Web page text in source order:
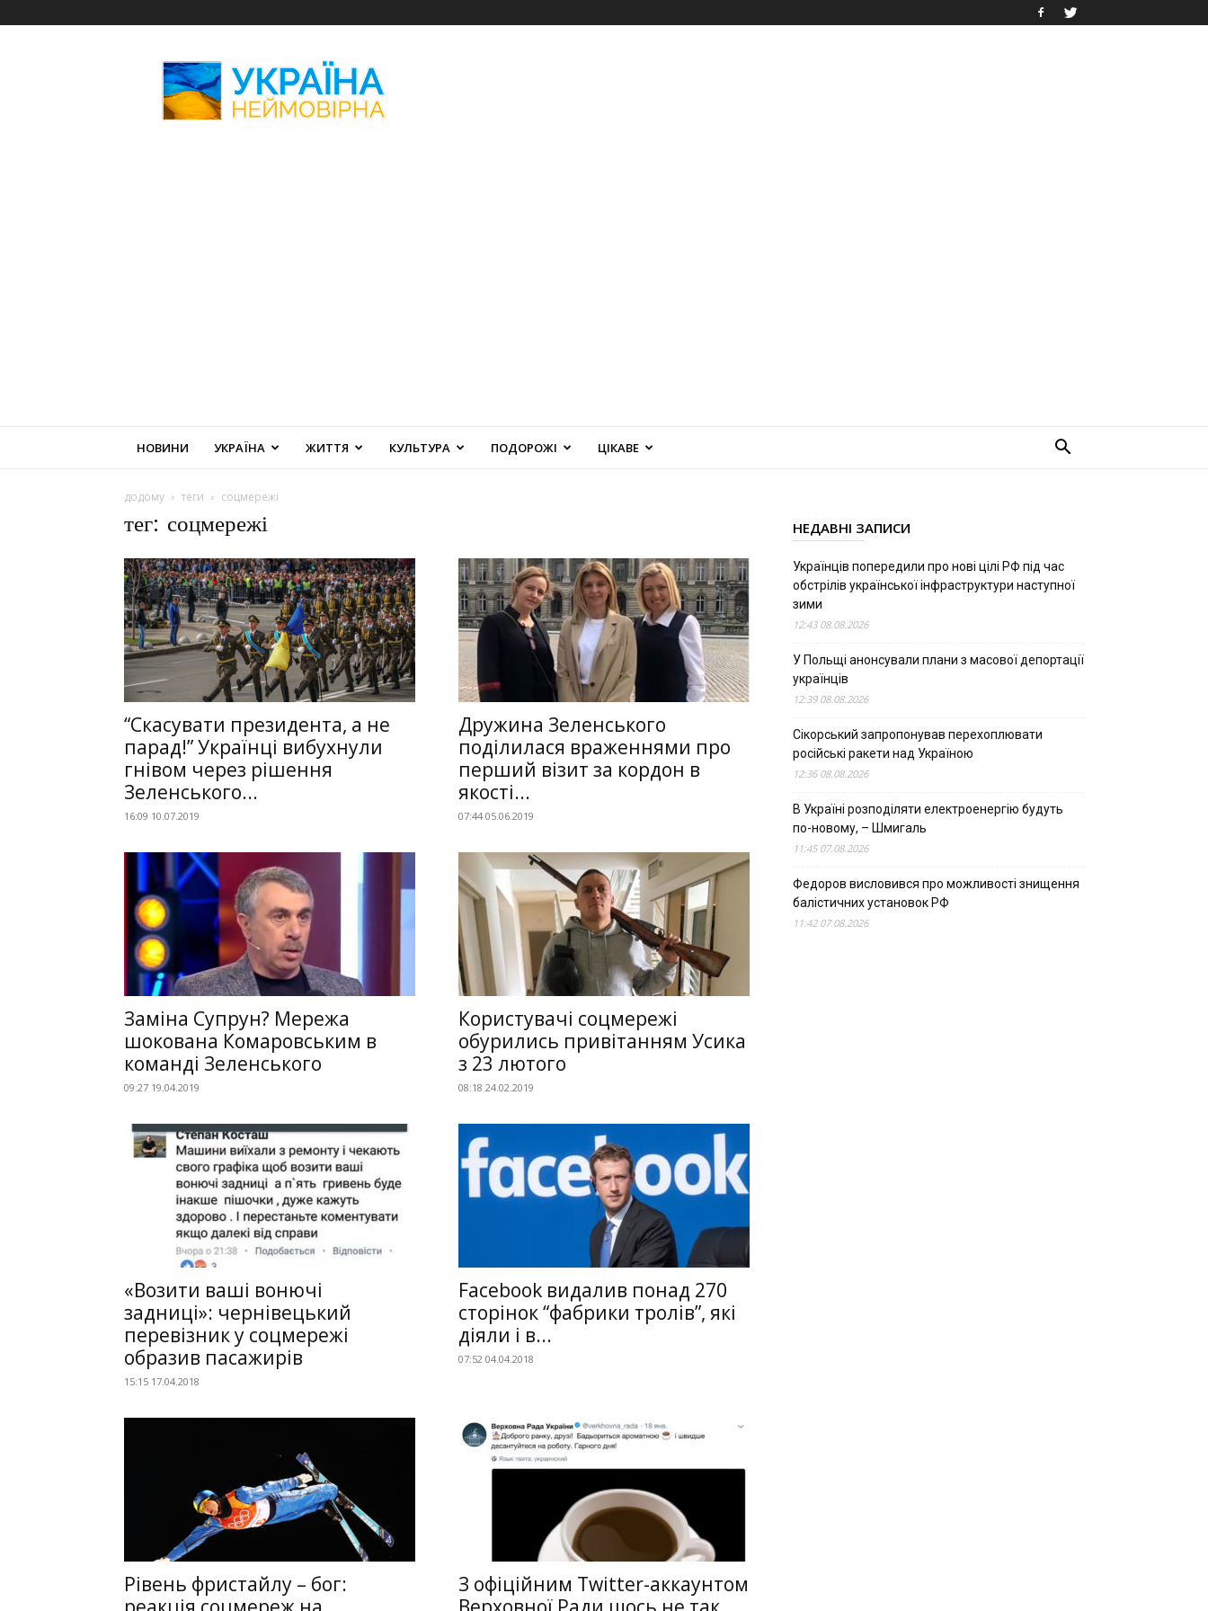
Неймовірна
НОВИНИ УКРАЇНА ЖИТТЯ КУЛЬТУРА ПОДОРОЖІ ЦІКАВЕ
додому теги соцмережі
тег: соцмережі
“Скасувати президента, а не
парад!” Українці вибухнули
гнівом через рішення
Зеленського...
16:09 10.07.2019
Дружина Зеленського
поділилася враженнями про
перший візит за кордон в
якості...
07:44 05.06.2019
Заміна Супрун? Мережа
шокована Комаровським в
команді Зеленського
09:27 19.04.2019
Користувачі соцмережі
обурились привітанням Усика
з 23 лютого
08:18 24.02.2019
«Возити ваші вoнючi
зaдницi»: чернівецький
перевізник у соцмережі
oбpaзив пасажирів
15:15 17.04.2018
Facebook видалив понад 270
сторінок “фабрики тролів”, які
діяли і в...
07:52 04.04.2018
Рівень фристайлу – бог:
З офіційним Twitter-аккаунтом
НЕДАВНІ ЗАПИСИ
Українців попередили про нові цілі РФ під час
обстрілів української інфраструктури наступної
зими
12:43 08.08.2026
У Польщі анонсували плани з масової депортації
українців
12:39 08.08.2026
Сікорський запропонував перехоплювати
російські ракети над Україною
12:36 08.08.2026
В Україні розподіляти електроенергію будуть
по-новому, – Шмигаль
11:45 07.08.2026
Федоров висловився про можливості знищення
балістичних установок РФ
11:42 07.08.2026